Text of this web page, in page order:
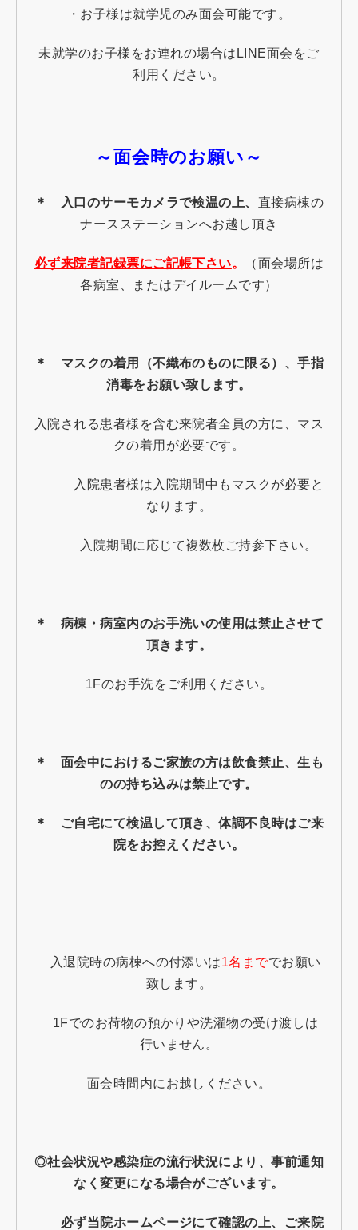
・お子様は就学児のみ面会可能です。
未就学のお子様をお連れの場合は LINE面会をご
利用ください。
～面会時のお願い～
＊ 入口のサーモカメラで検温の上、 直接病棟の
ナースステーションへお越し頂き
必ず来院者記録票にご記帳下さい。
（面会場所は
各病室、またはデイルームです）
＊ マスクの着用（不織布のものに限る）、手指
消毒をお願い致します。
入院される患者様を含む来院者全員の方に、マス
クの着用が必要です。
入院患者様は入院期間中もマスクが必要と
なります。
入院期間に応じて複数枚ご持参下さい。
＊ 病棟・病室内のお手洗いの使用は禁止させて
頂きます。
1Fのお手洗をご利用ください。
＊ 面会中におけるご家族の方は飲食禁止、生も
のの持ち込みは禁止です。
＊ ご自宅にて検温して頂き、体調不良時はご来
院をお控えください。
入退院時の病棟への付添いは1名まででお願い
致します。
1Fでのお荷物の預かりや洗濯物の受け渡しは
行いません。
面会時間内にお越しください。
◎社会状況や感染症の流行状況により、事前通知
なく変更になる場合がございます。
必ず当院ホームページにて確認の上、ご来院